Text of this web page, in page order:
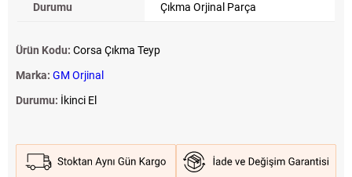
Durumu Çıkma Orjinal Parça
Ürün Kodu: Corsa Çıkma Teyp
Marka: GM Orjinal
Durumu: İkinci El